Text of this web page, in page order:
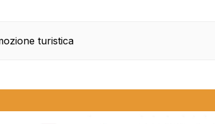
turistica